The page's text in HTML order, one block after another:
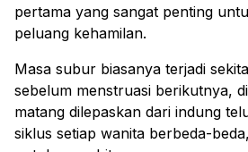
pertama yang sangat penting
peluang kehamilan.
Masa subur biasanya terjadi
sebelum menstruasi berikutnya,
matang dilepaskan dari indung
siklus setiap wanita berbeda-